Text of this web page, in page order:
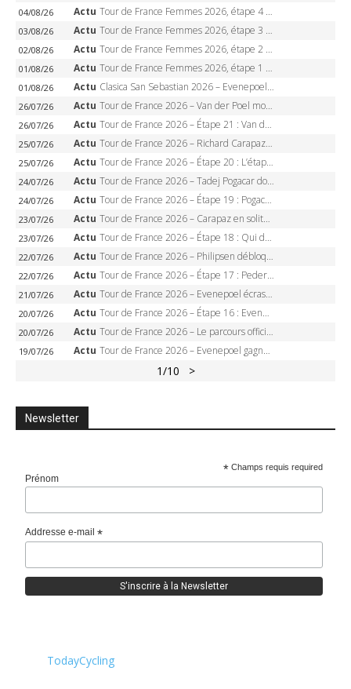
04/08/26 Actu Tour de France Femmes 2026, étape 4 – Marlen Reusser écrase le chrono, Ferrand-Prévot en crise
03/08/26 Actu Tour de France Femmes 2026, étape 3 – Sigrid Haugset en solitaire, 88 km d’échappée, maillot jaune
02/08/26 Actu Tour de France Femmes 2026, étape 2 – Lorena Wiebes doublé à Genève, Markus héroïque, 7e record
01/08/26 Actu Tour de France Femmes 2026, étape 1 – Lorena Wiebes intouchable à Lausanne, premier maillot jaune
01/08/26 Actu Clasica San Sebastian 2026 – Evenepoel recordman, 4e victoire, Carapaz battu au sprint
26/07/26 Actu Tour de France 2026 – Van der Poel monumental à Paris, Pogacar égale le record des cinq sacres
26/07/26 Actu Tour de France 2026 – Étape 21 : Van der Poel, Pogacar, qui succédera à Wout van Aert sur les Champs-Elysées ?
25/07/26 Actu Tour de France 2026 – Richard Carapaz roi des Alpes, doublé et maillot à pois, Seixas perd le podium
25/07/26 Actu Tour de France 2026 – Étape 20 : L’étape reine, Galibier, Sarenne, Alpe d’Huez, qui succédera à Pogacar ?
24/07/26 Actu Tour de France 2026 – Tadej Pogacar dompte l’Alpe d’Huez, 5e victoire, record de Pantani pulvérisé
24/07/26 Actu Tour de France 2026 – Étape 19 : Pogacar peut-il enfin dompter l’Alpe d’Huez ?
23/07/26 Actu Tour de France 2026 – Carapaz en solitaire à Orcières-Merlette, Paret-Peintre à un point du maillot à pois
23/07/26 Actu Tour de France 2026 – Étape 18 : Qui domptera Orcières-Merlette, première marche vers l’Alpe d’Huez ?
22/07/26 Actu Tour de France 2026 – Philipsen débloque son compteur à Voiron, Pedersen en danger pour le maillot vert
22/07/26 Actu Tour de France 2026 – Étape 17 : Pedersen peut-il verrouiller le maillot vert à Voiron ?
21/07/26 Actu Tour de France 2026 – Evenepoel écrase le chrono d’Évian, Seixas 4e, Lipowitz abandonne
20/07/26 Actu Tour de France 2026 – Étape 16 : Evenepoel, Pogacar, Ganna… qui domptera le chrono d’Évian pour redessiner le podium ?
20/07/26 Actu Tour de France 2026 – Le parcours officiel complet : 21 étapes, profils, carte et dates
19/07/26 Actu Tour de France 2026 – Evenepoel gagne à Solaison, Vingegaard abandonne, Pogacar toujours en jaune
1/10 >
Newsletter
* Champs requis required
Prénom
Addresse e-mail*
TodayCycling